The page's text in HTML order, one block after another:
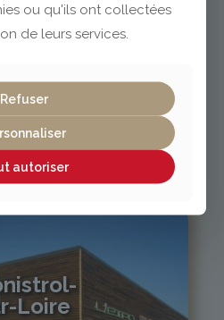
/ Cusset
70 97 56 39
sa.fr
Loire
ou qu'ils ont collectées
de leurs services.
Refuser
autoriser